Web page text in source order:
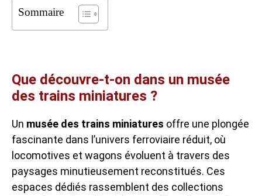
Sommaire
Que découvre-t-on dans un musée
des trains miniatures ?
Un musée des trains miniatures offre une plongée
fascinante dans l’univers ferroviaire réduit, où
locomotives et wagons évoluent à travers des
paysages minutieusement reconstitués. Ces
espaces dédiés rassemblent des collections